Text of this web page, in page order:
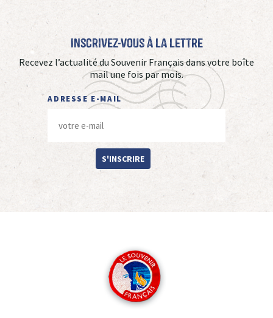
Inscrivez-vous à La Lettre
Recevez l’actualité du Souvenir Français dans votre boîte
mail une fois par mois.
ADRESSE E-MAIL
S'INSCRIRE